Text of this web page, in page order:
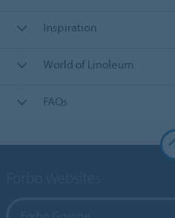
Inspiration
World of Linoleum
FAQs